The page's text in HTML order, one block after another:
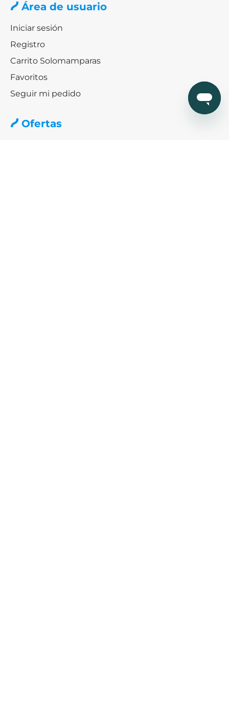
Área de usuario
Iniciar sesión
Registro
Carrito Solomamparas
Favoritos
Seguir mi pedido
Ofertas